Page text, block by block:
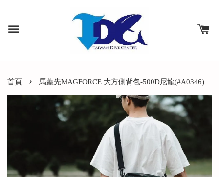
首頁 › 馬蓋先MAGFORCE 大方側背包-500D尼龍(#A0346)